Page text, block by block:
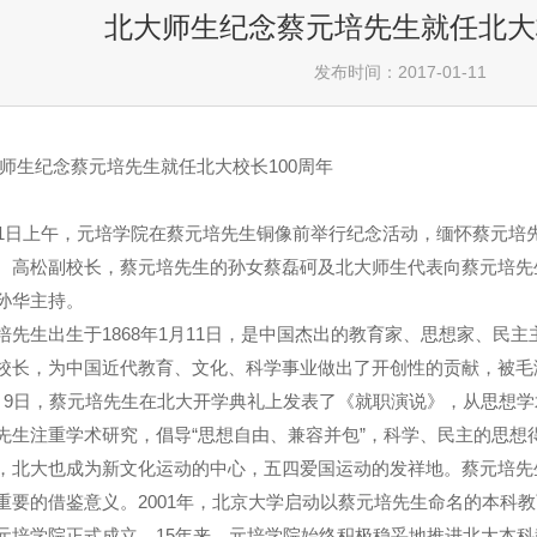
北大师生纪念蔡元培先生就任北
发布时间：2017-01-11
生纪念蔡元培先生就任北大校长100周年
日上午，元培学院在蔡元培先生铜像前举行纪念活动，缅怀蔡元培
高松副校长，蔡元培先生的孙女蔡磊砢及北大师生代表向蔡元培
华主持。
先生出生于1868年1 月 11 日，是中国杰出的教育家、思想家、民主
长，为中国近代教育、文化、科学事业做出了开创性的贡献，被
9日，蔡元培先生在北大开学典礼上发表了《就职演说》，从思想
生注重学术研究，倡导“思想自由、兼容并包”，科学、民主的思
北大也成为新文化运动的中心，五四爱国运动的发祥地。蔡元培
要的借鉴意义。 2001年，北京大学启动以蔡元培先生命名的本科